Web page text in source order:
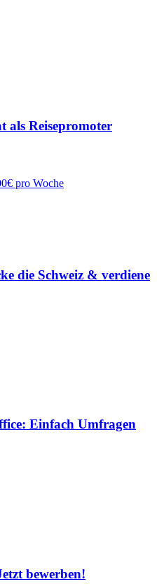
als Reisepromoter
pro Woche
die Schweiz & verdiene
Einfach Umfragen
bewerben!